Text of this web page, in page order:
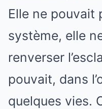
Elle ne pouvait
système, elle
renverser
pouvait, dans
quelques vies.